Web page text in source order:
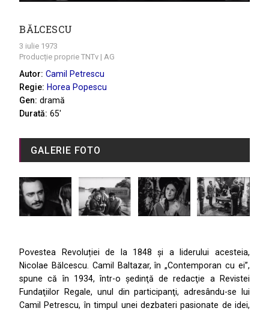
BĂLCESCU
3 iulie 1973
Producție proprie TNTv | AG
Autor: Camil Petrescu
Regie: Horea Popescu
Gen: dramă
Durată: 65'
GALERIE FOTO
Povestea Revoluției de la 1848 și a liderului acesteia,
Nicolae Bălcescu. Camil Baltazar, în „Contemporan cu ei”,
spune că în 1934, într-o şedinţă de redacţie a Revistei
Fundaţiilor Regale, unul din participanţi, adresându-se lui
Camil Petrescu, în timpul unei dezbateri pasionate de idei,